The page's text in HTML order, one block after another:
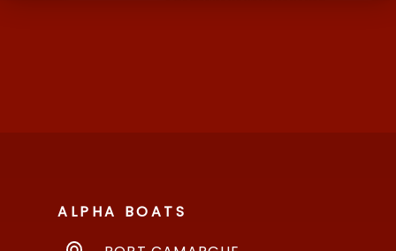
ALPHA BOATS